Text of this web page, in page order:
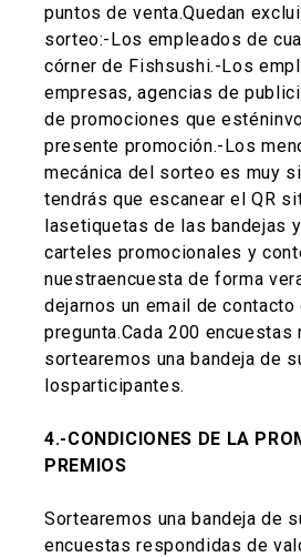
puntos de venta.Quedan
sorteo:-Los empleados de
córner de Fishsushi.-Los
empresas, agencias de
de promociones que
presente promoción.-Los
mecánica del sorteo es muy
tendrás que escanear el QR
lasetiquetas de las bandejas
carteles promocionales y
nuestraencuesta de forma
dejarnos un email de contacto
pregunta.Cada 200 encuestas
sortearemos una bandeja de
losparticipantes.
4.-CONDICIONES DE LA
PREMIOS
Sortearemos una bandeja de
encuestas respondidas de